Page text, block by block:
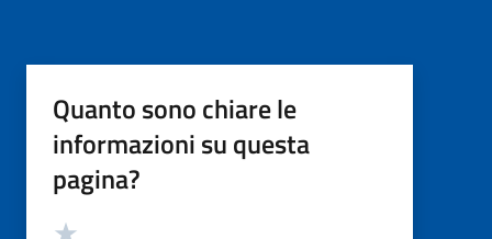
Quanto sono chiare le
informazioni su questa
pagina?
Valutazione